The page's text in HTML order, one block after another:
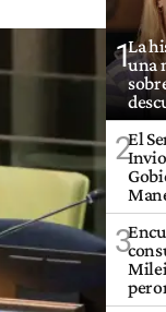
1La
una
2El
3
Milei